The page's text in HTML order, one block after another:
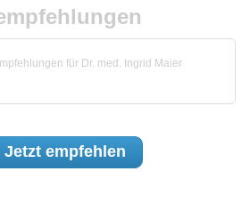
für Dr. med. Ingrid Maier
Jetzt empfehlen